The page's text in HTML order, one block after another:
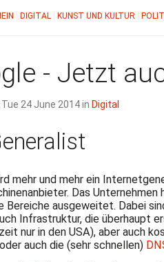
DIGITAL KUNST UND KULTUR
- Jetzt
24 June 2014 in Digital
mehr und mehr ein
Das
Bereiche ausgeweitet. Dabei
Infrastruktur, die überhaupt
nur in den USA), aber auch
auch die (sehr schnellen)